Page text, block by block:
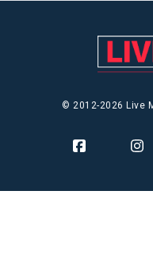
© 2012-2026 Live